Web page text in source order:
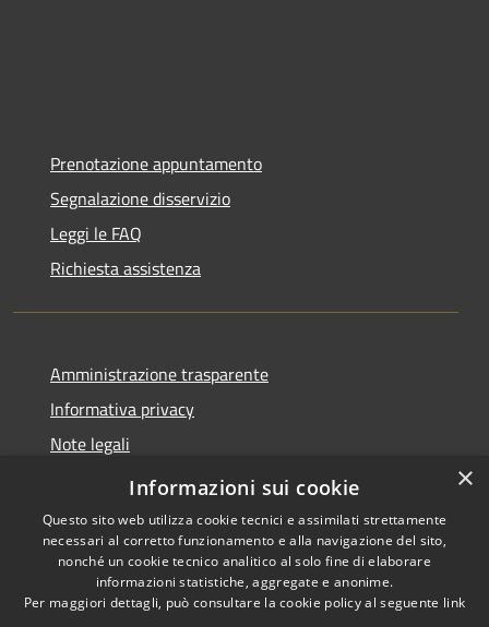
Prenotazione appuntamento
Segnalazione disservizio
Leggi le FAQ
Richiesta assistenza
Amministrazione trasparente
Informativa privacy
Note legali
Dichiarazione di accessibilità
Accessibilité
Copyright © 2026 • Ville de •
Powered byMunicipium
×
Informazioni sui cookie
Questo sito web utilizza cookie tecnici e assimilati strettamente
necessari al corretto funzionamento e alla navigazione del sito,
nonché un cookie tecnico analitico al solo fine di elaborare
informazioni statistiche, aggregate e anonime.
Per maggiori dettagli, può consultare la cookie policy al seguente link